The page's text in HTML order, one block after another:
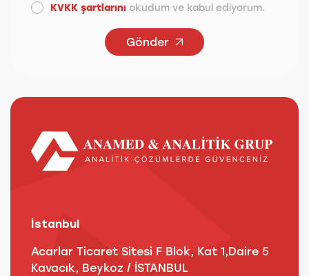
KVKK şartlarını okudum ve kabul ediyorum.
Gönder
İstanbul
Acarlar Ticaret Sitesi F Blok, Kat 1,Daire 5
Kavacık, Beykoz / İSTANBUL